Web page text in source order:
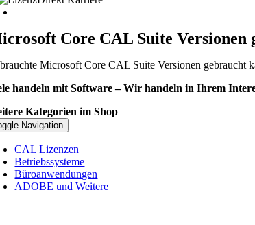
Core CAL Suite Versionen
Microsoft Core CAL Suite Versionen gebraucht
handeln mit Software – Wir handeln in Ihrem
Kategorien im Shop
Navigation
CAL Lizenzen
Betriebssysteme
Büroanwendungen
ADOBE und Weitere